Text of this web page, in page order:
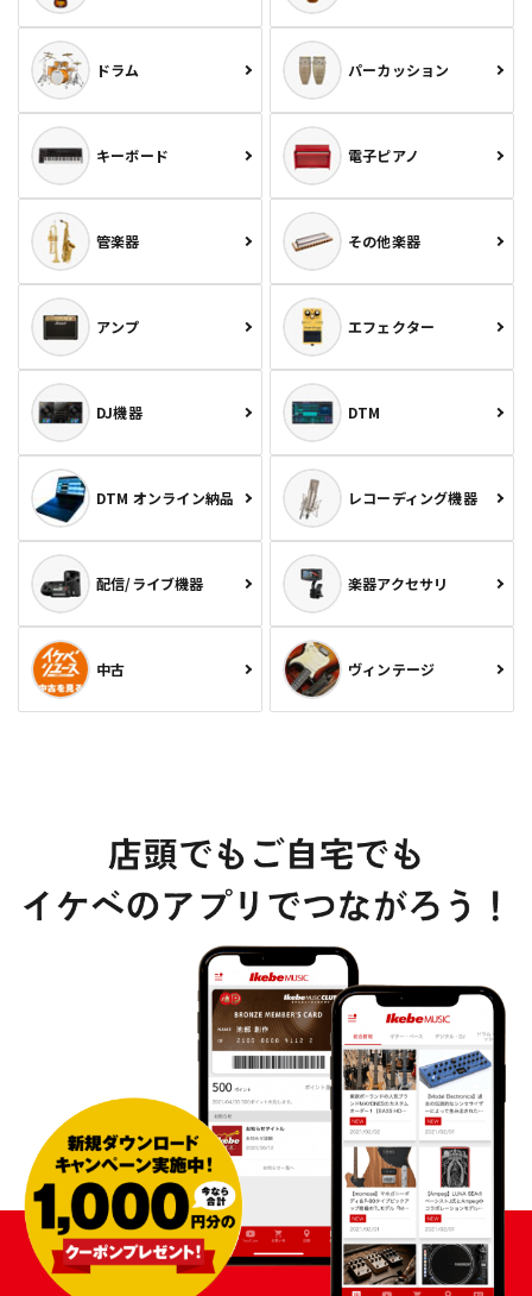
ドラム パーカッション
キーボード 電子ピアノ
管楽器 その他楽器
アンプ エフェクター
DJ機器 DTM
DTM オンライン納品 レコーディング機器
配信/ライブ機器 楽器アクセサリ
中古 ヴィンテージ